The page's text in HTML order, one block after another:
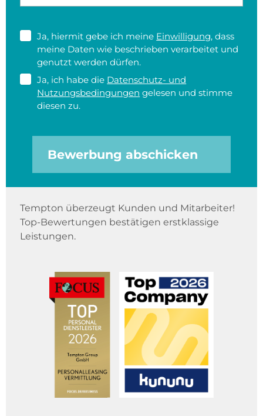
Ja, hiermit gebe ich meine Einwilligung, dass
meine Daten wie beschrieben verarbeitet und
genutzt werden dürfen.
Ja, ich habe die Datenschutz- und
Nutzungsbedingungen gelesen und stimme
diesen zu.
Bewerbung abschicken
Tempton überzeugt Kunden und Mitarbeiter!
Top-Bewertungen bestätigen erstklassige
Leistungen.